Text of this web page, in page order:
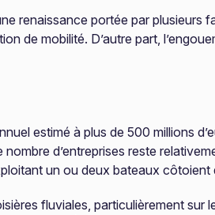
renaissance portée par plusieurs
de mobilité. D’autre part,
estimé à plus de 500 millions
d’entreprises reste
un ou deux bateaux
fluviales, particulièrement sur